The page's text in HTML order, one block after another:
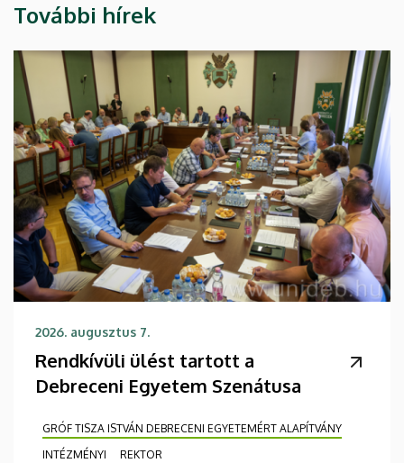
További hírek
2026. augusztus 7.
Rendkívüli ülést tartott a
Debreceni Egyetem Szenátusa
GRÓF TISZA ISTVÁN DEBRECENI EGYETEMÉRT ALAPÍTVÁNY
INTÉZMÉNYI
REKTOR